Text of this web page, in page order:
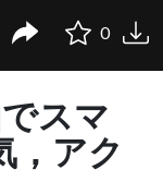
0
スマ
，アク